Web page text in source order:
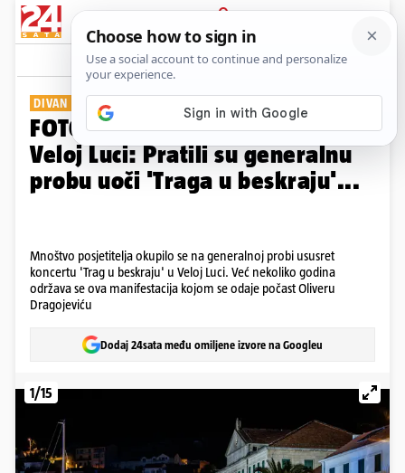
PRIJAVA
Galerija Komentari
DIVAN PRIZOR
FOTO Mnoštvo ljudi se okupilo u
Veloj Luci: Pratili su generalnu
probu uoči 'Traga u beskraju'...
Mnoštvo posjetitelja okupilo se na generalnoj probi ususret
koncertu 'Trag u beskraju' u Veloj Luci. Već nekoliko godina
održava se ova manifestacija kojom se odaje počast Oliveru
Dragojeviću
Dodaj 24sata među omiljene izvore na Googleu
1/15